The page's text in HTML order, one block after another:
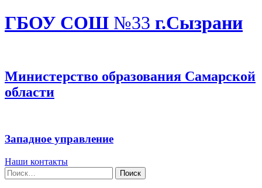
ГБОУ СОШ №33 г.Сызрани
Министерство образования Самарской
области
Западное управление
Наши контакты
Найти: